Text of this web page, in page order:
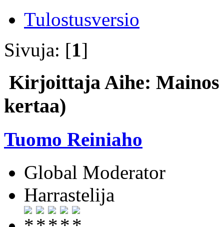
Tulostusversio
Sivuja: [1]
KirjoittajaAihe:
kertaa)
Tuomo Reiniaho
Global Moderator
Harrastelija